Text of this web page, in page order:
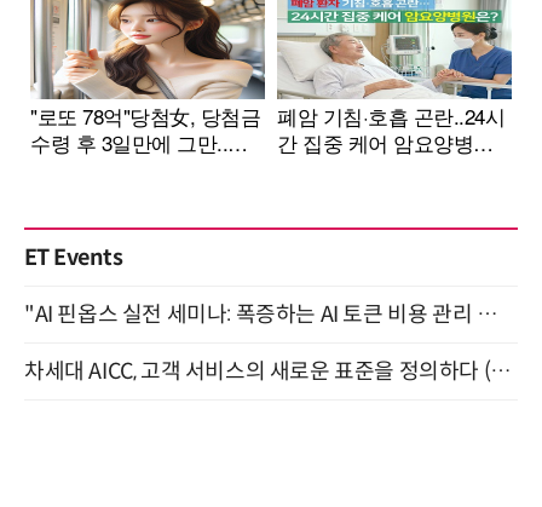
ET Events
"AI 핀옵스 실전 세미나: 폭증하는 AI 토큰 비용 관리 전략" 8월 21일 개최
차세대 AICC, 고객 서비스의 새로운 표준을 정의하다 (9/9)